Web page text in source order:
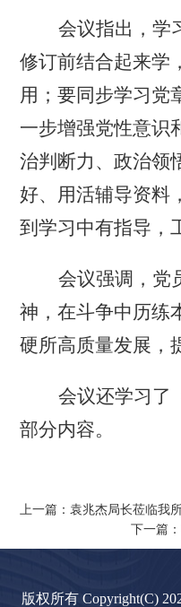
会议指出，学
修订前结合起来学
用；要同步学习党
一步增强党性意识
治判断力、政治领
好、用活辅导资料
到学习中有指导，
会议强调，党
神，在斗争中历练
硬所高质量发展，
会议还学习了
部分内容。
上一篇：袁兆杰局长莅临我
下一篇
版权所有 Copyright(C)